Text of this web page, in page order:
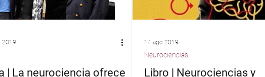
2019
| La neurociencia ofrece
14 ago 2019
Neurociencias
Libro | Neurociencias y